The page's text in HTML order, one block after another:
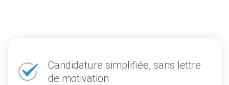
Candidature simplifiée, sans lettre
de motivation